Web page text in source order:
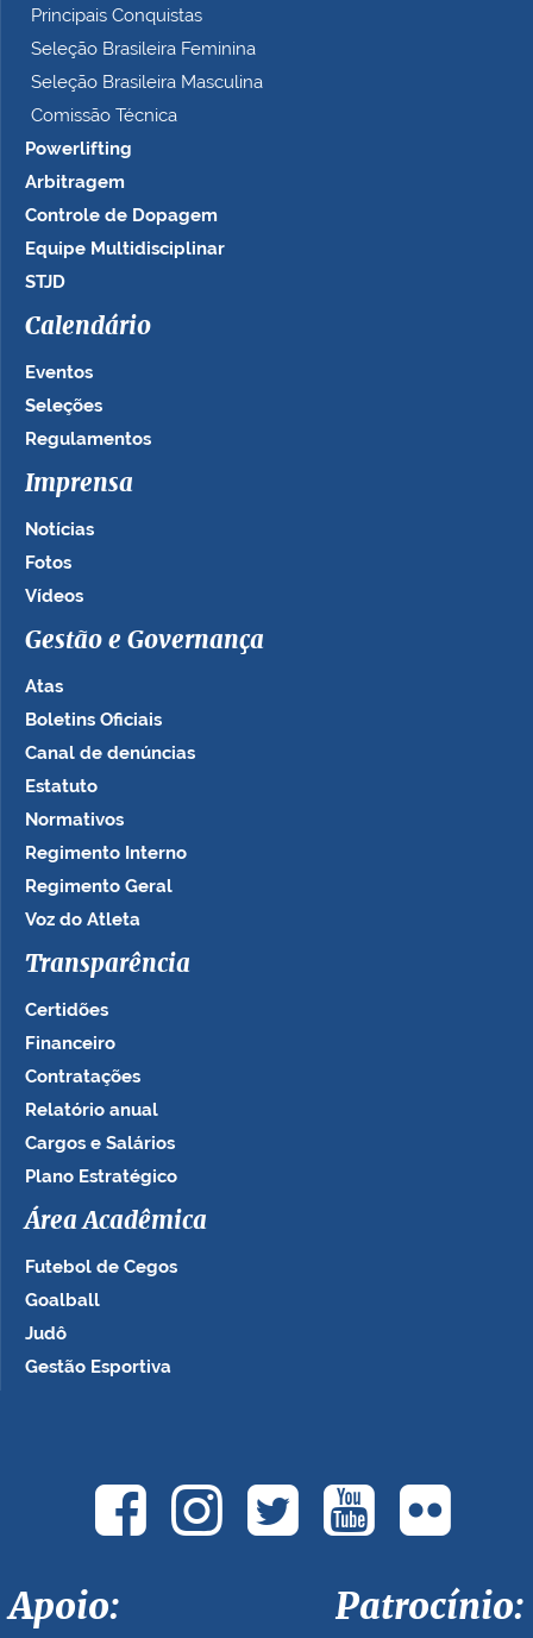
Principais Conquistas
Seleção Brasileira Feminina
Seleção Brasileira Masculina
Comissão Técnica
Powerlifting
Arbitragem
Controle de Dopagem
Equipe Multidisciplinar
STJD
Calendário
Eventos
Seleções
Regulamentos
Imprensa
Notícias
Fotos
Vídeos
Gestão e Governança
Atas
Boletins Oficiais
Canal de denúncias
Estatuto
Normativos
Regimento Interno
Regimento Geral
Voz do Atleta
Transparência
Certidões
Financeiro
Contratações
Relatório anual
Cargos e Salários
Plano Estratégico
Área Acadêmica
Futebol de Cegos
Goalball
Judô
Gestão Esportiva
Apoio: Patrocínio: